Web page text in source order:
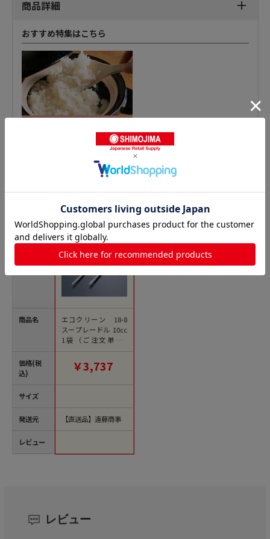
商品詳細
おすすめ特集はこちら
おたま・レードルの人気商品との比較
商品名
価格(税
込)
サイズ
発送元
レビュー
エコクリーン 18-8
スープレードル 10cc
1袋（ご注文単位1
袋）【直送品】
￥3,737
【直送品】遠藤商事
レビュー